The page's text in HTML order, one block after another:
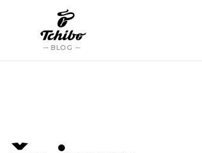
BLOG